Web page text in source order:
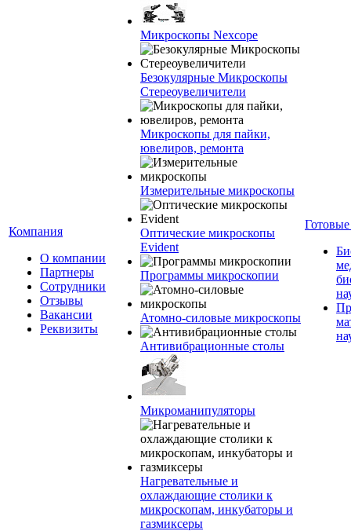
Компания
О компании
Партнеры
Сотрудники
Отзывы
Вакансии
Реквизиты
Микроскопы Nexcope
Безокулярные Микроскопы
Стереоувеличители
Микроскопы для пайки,
ювелиров, ремонта
Измерительные микроскопы
Оптические микроскопы
Evident
Программы микроскопии
Атомно-силовые микроскопы
Антивибрационные столы
Микроманипуляторы
Нагревательные и
охлаждающие столики к
микроскопам, инкубаторы и
газмиксеры